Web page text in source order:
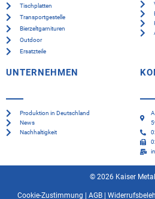
Tischplatten
Transportgestelle
Bierzeltgarnituren
Outdoor
Ersatzteile
UNTERNEHMEN
Produktion in Deutschland
News
Nachhaltigkeit
© 2026 Kaiser
Cookie-Zustimmung AGB|